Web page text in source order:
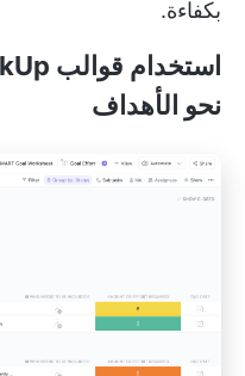
بكفاءة.
نحو الأهداف